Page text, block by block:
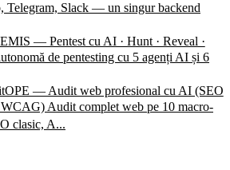
Telegram, Slack — un singur backend
— Pentest cu AI · Hunt · Reveal ·
de pentesting cu 5 agenți AI și 6
— Audit web profesional cu AI (SEO
WCAG) Audit complet web pe 10 macro-
clasic, A...